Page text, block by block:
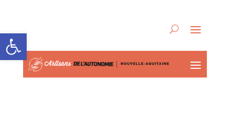
Ouvrir la barre d’outils